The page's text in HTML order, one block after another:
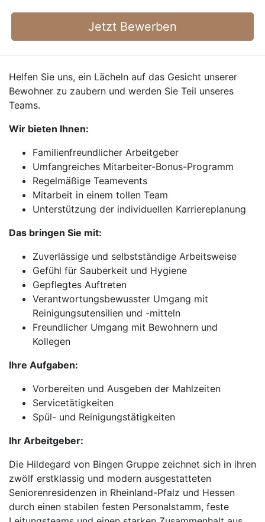
Jetzt Bewerben
Helfen Sie uns, ein Lächeln auf das Gesicht unserer
Bewohner zu zaubern und werden Sie Teil unseres
Teams.
Wir bieten Ihnen:
Familienfreundlicher Arbeitgeber
Umfangreiches Mitarbeiter-Bonus-Programm
Regelmäßige Teamevents
Mitarbeit in einem tollen Team
Unterstützung der individuellen Karriereplanung
Das bringen Sie mit:
Zuverlässige und selbstständige Arbeitsweise
Gefühl für Sauberkeit und Hygiene
Gepflegtes Auftreten
Verantwortungsbewusster Umgang mit
Reinigungsutensilien und -mitteln
Freundlicher Umgang mit Bewohnern und
Kollegen
Ihre Aufgaben:
Vorbereiten und Ausgeben der Mahlzeiten
Servicetätigkeiten
Spül- und Reinigungstätigkeiten
Ihr Arbeitgeber:
Die Hildegard von Bingen Gruppe zeichnet sich in ihren
zwölf erstklassig und modern ausgestatteten
Seniorenresidenzen in Rheinland-Pfalz und Hessen
durch einen stabilen festen Personalstamm, feste